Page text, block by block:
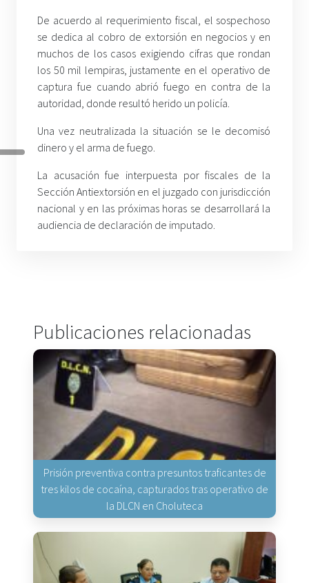
De acuerdo al requerimiento fiscal, el sospechoso
se dedica al cobro de extorsión en negocios y en
muchos de los casos exigiendo cifras que rondan
los 50 mil lempiras, justamente en el operativo de
captura fue cuando abrió fuego en contra de la
autoridad, donde resultó herido un policía.
Una vez neutralizada la situación se le decomisó
dinero y el arma de fuego.
La acusación fue interpuesta por fiscales de la
Sección Antiextorsión en el juzgado con jurisdicción
nacional y en las próximas horas se desarrollará la
audiencia de declaración de imputado.
Publicaciones relacionadas
Prisión preventiva contra presuntos traficantes de
tres kilos de cocaína, capturados tras operativo de
la DLCN en Choluteca